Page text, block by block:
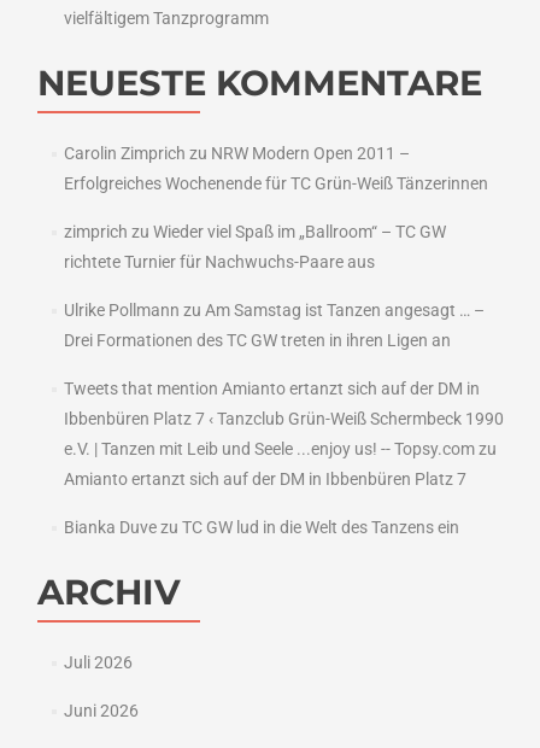
vielfältigem Tanzprogramm
NEUESTE KOMMENTARE
Carolin Zimprich zu NRW Modern Open 2011 –
Erfolgreiches Wochenende für TC Grün-Weiß Tänzerinnen
zimprich zu Wieder viel Spaß im „Ballroom“ – TC GW
richtete Turnier für Nachwuchs-Paare aus
Ulrike Pollmann zu Am Samstag ist Tanzen angesagt … –
Drei Formationen des TC GW treten in ihren Ligen an
Tweets that mention Amianto ertanzt sich auf der DM in
Ibbenbüren Platz 7 ‹ Tanzclub Grün-Weiß Schermbeck 1990
e.V. | Tanzen mit Leib und Seele ...enjoy us! -- Topsy.comzu
Amianto ertanzt sich auf der DM in Ibbenbüren Platz 7
Bianka Duvezu TC GW lud in die Welt des Tanzens ein
ARCHIV
Juli 2026
Juni 2026